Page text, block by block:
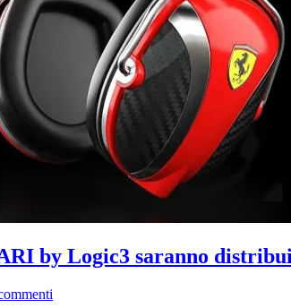
by Logic3 saranno